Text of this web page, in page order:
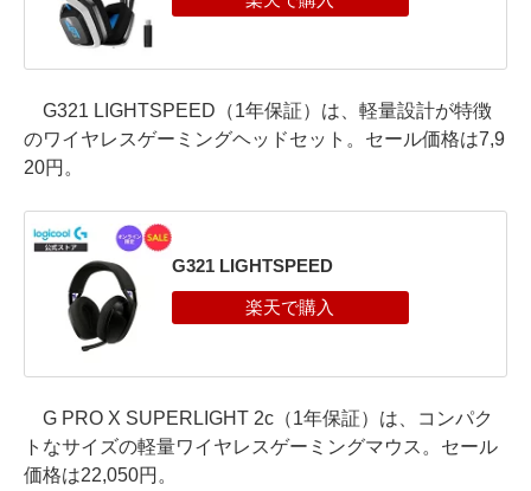
G321 LIGHTSPEED（1年保証）は、軽量設計が特徴
のワイヤレスゲーミングヘッドセット。セール価格は7,9
20円。
G321 LIGHTSPEED
G PRO X SUPERLIGHT 2c（1年保証）は、コンパク
トなサイズの軽量ワイヤレスゲーミングマウス。セール
価格は22,050円。